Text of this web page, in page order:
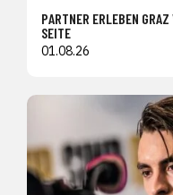
PARTNER ERLEBEN
SEITE
01.08.26